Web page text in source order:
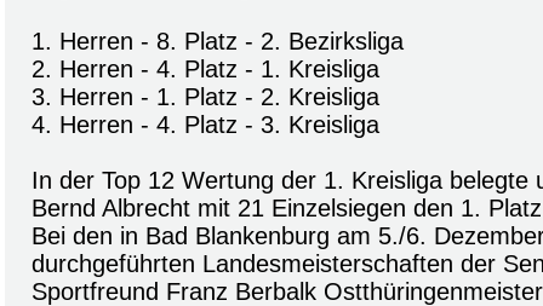
1. Herren - 8. Platz - 2. Bezirksliga
2. Herren - 4. Platz - 1. Kreisliga
3. Herren - 1. Platz - 2. Kreisliga
4. Herren - 4. Platz - 3. Kreisliga
In der Top 12 Wertung der 1. Kreisliga belegte
Bernd Albrecht mit 21 Einzelsiegen den 1.
Bei den in Bad Blankenburg am 5./6.
durchgeführten Landesmeisterschaften der
Sportfreund Franz Berbalk